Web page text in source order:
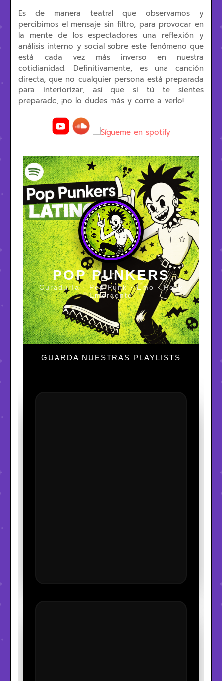
Es de manera teatral que observamos y
percibimos el mensaje sin filtro, para provocar en
la mente de los espectadores una reflexión y
análisis interno y social sobre este fenómeno que
está cada vez más inverso en nuestra
cotidianidad. Definitivamente, es una canción
directa, que no cualquier persona está preparada
para interiorizar, así que si tú te sientes
preparado, ¡no lo dudes más y corre a verlo!
POP PUNKERS
Curaduría · Pop Punk · Emo · Rock
Emergente
GUARDA NUESTRAS PLAYLISTS